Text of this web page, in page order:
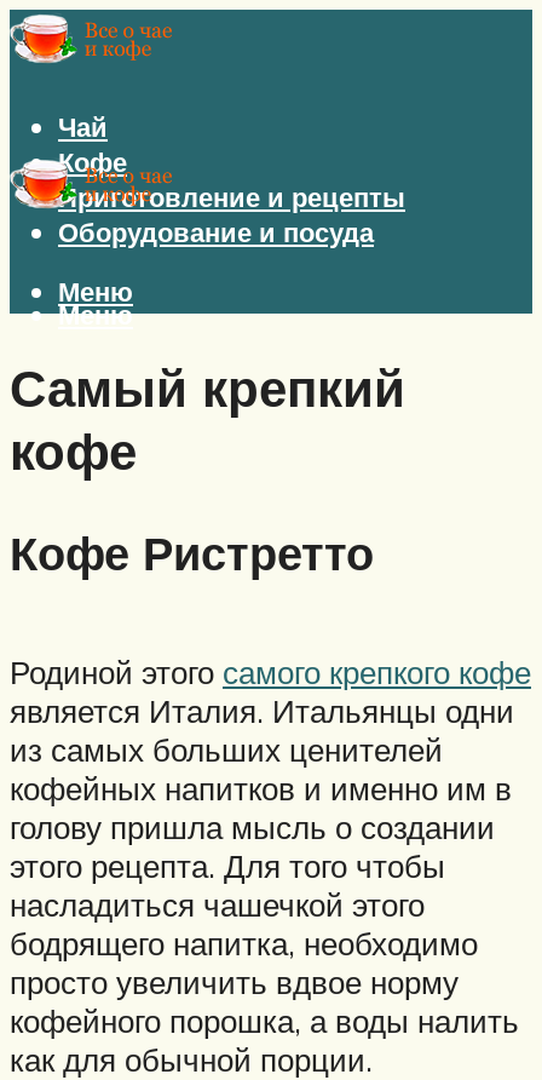
Чай
Кофе
Приготовление и рецепты
Оборудование и посуда
Меню
Меню
Самый крепкий
кофе
Кофе Ристретто
Родиной этого самого крепкого кофе
является Италия. Итальянцы одни
из самых больших ценителей
кофейных напитков и именно им в
голову пришла мысль о создании
этого рецепта. Для того чтобы
насладиться чашечкой этого
бодрящего напитка, необходимо
просто увеличить вдвое норму
кофейного порошка, а воды налить
как для обычной порции.